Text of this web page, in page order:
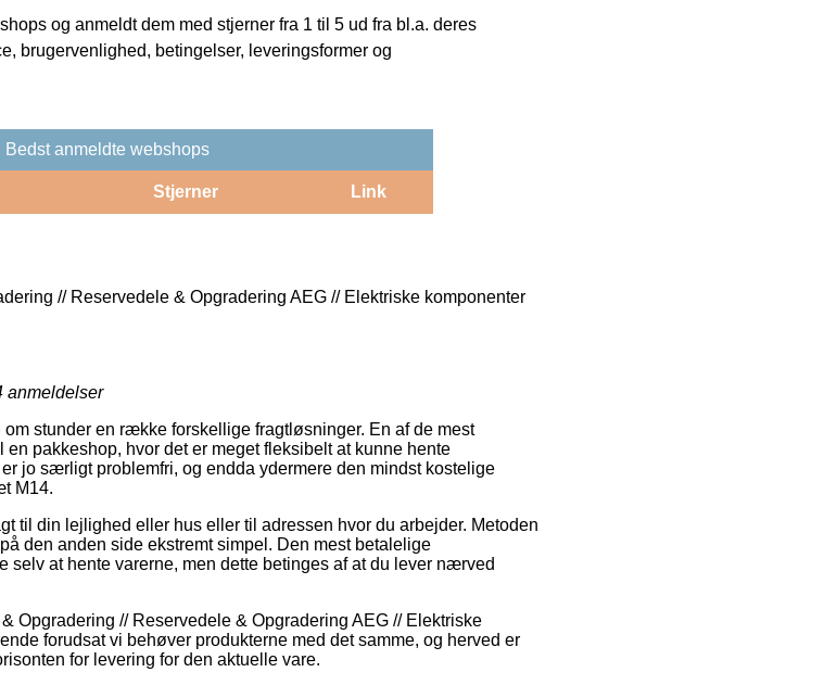
og anmeldt dem med stjerner fra 1 til 5 ud fra bl.a. deres
brugervenlighed, betingelser, leveringsformer og
Bedst anmeldte webshops
Stjerner Link
// Reservedele & Opgradering AEG // Elektriske komponenter
anmeldelser
stunder en række forskellige fragtløsninger. En af de mest
pakkeshop, hvor det er meget fleksibelt at kunne hente
jo særligt problemfri, og endda ydermere den mindst kostelige
M14.
til din lejlighed eller hus eller til adressen hvor du arbejder. Metoden
den anden side ekstremt simpel. Den mest betalelige
selv at hente varerne, men dette betinges af at du lever nærved
Opgradering // Reservedele & Opgradering AEG // Elektriske
forudsat vi behøver produkterne med det samme, og herved er
for levering for den aktuelle vare.